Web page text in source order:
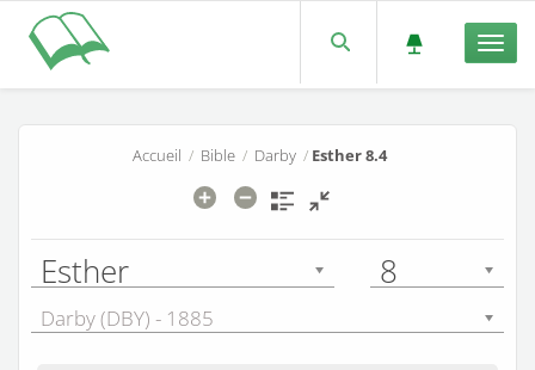
Accueil / Bible/ Darby/ Esther 8.4
Esther 8
Darby (DBY) - 1885